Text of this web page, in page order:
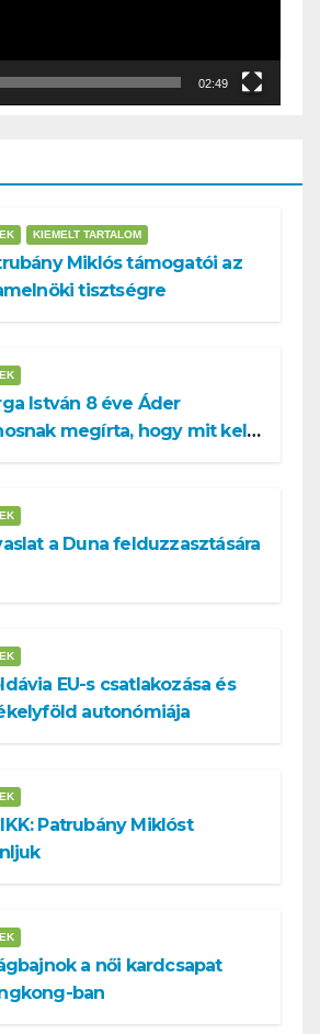
02:49
KIEMELT TARTALOM
Miklós támogatói az
tisztségre
István 8 éve Áder
megírta, hogy mit kell
a Duna felduzzasztására
EU-s csatlakozása és
autonómiája
Patrubány Miklóst
a női kardcsapat
ban